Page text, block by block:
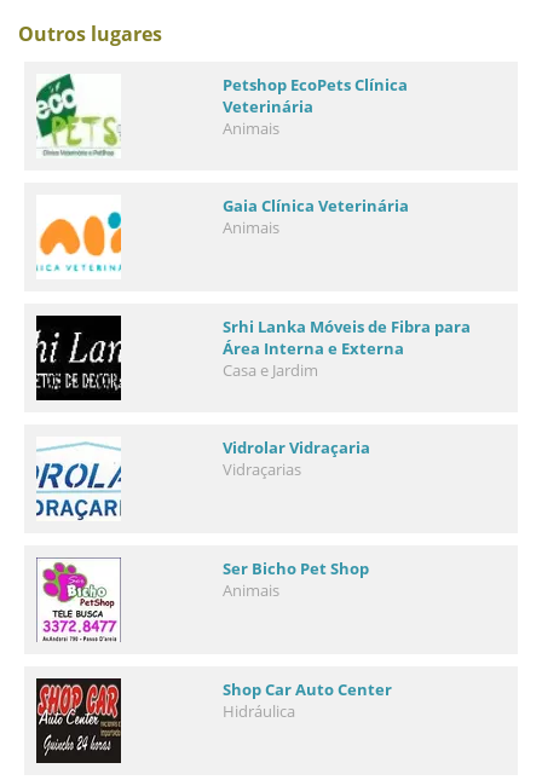
Outros lugares
Petshop EcoPets Clínica
Veterinária
Animais
Gaia Clínica Veterinária
Animais
Srhi Lanka Móveis de Fibra para
Área Interna e Externa
Casa e Jardim
Vidrolar Vidraçaria
Vidraçarias
Ser Bicho Pet Shop
Animais
Shop Car Auto Center
Hidráulica